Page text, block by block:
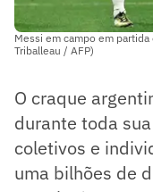
Messi em campo em
Triballeau / AFP)
O craque
durante toda
coletivos e
uma bilhões de